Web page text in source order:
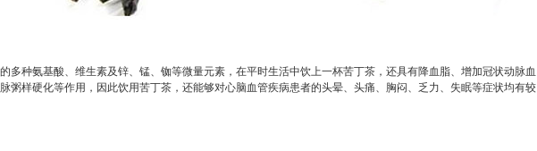
多种氨基酸、维生素及锌、锰、铷等微量元素，在平时生活中饮上一杯苦丁茶，还具有降血脂、增加冠状动脉血
粥样硬化等作用，因此饮用苦丁茶，还能够对心脑血管疾病患者的头晕、头痛、胸闷、乏力、失眠等症状均有较